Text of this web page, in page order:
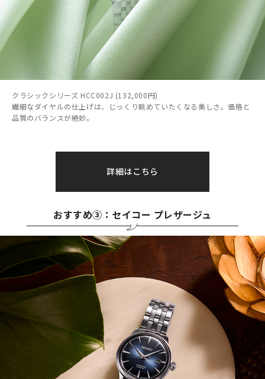
クラシックシリーズ HCC002J (132,000円)
繊細なダイヤルの仕上げは、じっくり眺めていたくなる美しさ。価格と
品質のバランスが絶妙。
詳細はこちら
おすすめ③：セイコー プレザージュ